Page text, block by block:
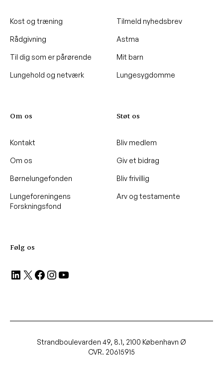
Kost og træning
Rådgivning
Til dig som er pårørende
Lungehold og netværk
Tilmeld nyhedsbrev
Astma
Mit barn
Lungesygdomme
Om os
Kontakt
Om os
Børnelungefonden
Lungeforeningens
Forskningsfond
Støt os
Bliv medlem
Giv et bidrag
Bliv frivillig
Arv og testamente
Følg os
LinkedIn
X Facebook
Instagram
YouTube
Strandboulevarden 49, 8.1, 2100 København Ø
CVR. 20615915